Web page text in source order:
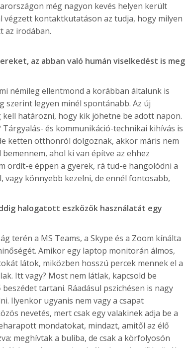
még nagyon kevés helyen került
kontaktkutatáson az tudja, hogy milyen
az irodában.
az abban való humán viselkedést is meg
némileg ellentmond a korábban általunk is
legyen minél spontánabb. Az új
határozni, hogy kik jöhetne be adott napon.
és kommunikáció-technikai kihívás is
ketten otthonról dolgoznak, akkor máris nem
ahol ki van építve az ehhez
ordít-e éppen a gyerek, rá tud-e hangolódni a
vagy könnyebb kezelni, de ennél fontosabb,
halogatott eszközök használatát egy
terén a MS Teams, a Skype és a Zoom kínálta
Amikor egy laptop monitorán álmos,
látok, miközben hosszú percek mennek el a
Itt vagy? Most nem látlak, kapcsold be
tartani. Ráadásul pszichésen is nagy
Ilyenkor ugyanis nem vagy a csapat
nevetés, mert csak egy valakinek adja be a
mondatokat, mindazt, amitől az élő
meghívtak a buliba, de csak a körfolyosón